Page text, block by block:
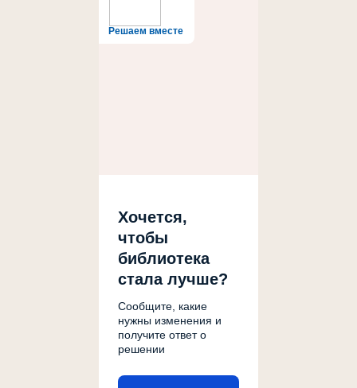
Решаем вместе
Хочется,
чтобы
библиотека
стала лучше?
Сообщите, какие
нужны изменения и
получите ответ о
решении